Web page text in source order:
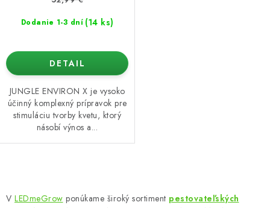
Dodanie 1-3 dní (14 ks)
DETAIL
JUNGLE ENVIRON X je vysoko
účinný komplexný prípravok pre
stimuláciu tvorby kvetu, ktorý
násobí výnos a...
v
V LEDmeGrow ponúkame široký sortiment pestovateľských